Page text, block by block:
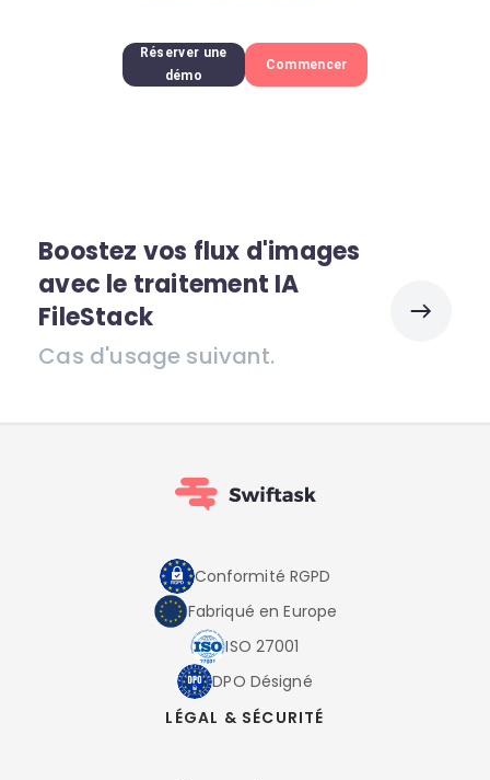
Réserver une
démo
Commencer
Boostez vos flux d'images
avec le traitement IA
FileStack
Cas d'usage suivant.
Conformité RGPD
Fabriqué en Europe
ISO 27001
DPO Désigné
LÉGAL & SÉCURITÉ